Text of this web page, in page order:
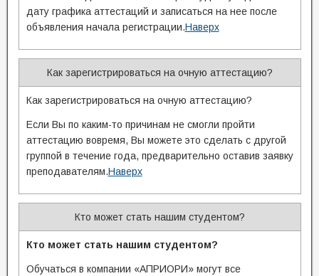
дату графика аттестаций и записаться на нее после
объявления начала регистрации.Наверх
Как зарегистрироваться на очную аттестацию?
Как зарегистрироваться на очную аттестацию?
Если Вы по каким-то причинам не смогли пройти
аттестацию вовремя, Вы можете это сделать с другой
группой в течение года, предварительно оставив заявку
преподавателям.Наверх
Кто может стать нашим студентом?
Кто может стать нашим студентом?
Обучаться в компании «АПРИОРИ» могут все